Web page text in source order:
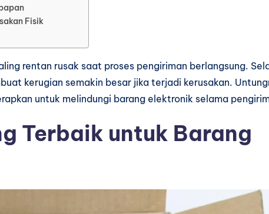
Fisik
rentan rusak saat proses pengiriman berlangsung.
kerugian semakin besar jika terjadi kerusakan.
untuk melindungi barang elektronik selama
Terbaik untuk Barang